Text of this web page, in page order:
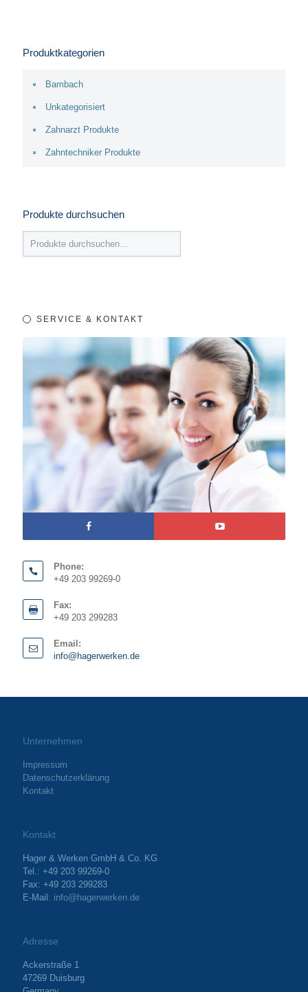
Produktkategorien
Bambach
Unkategorisiert
Zahnarzt Produkte
Zahntechniker Produkte
Produkte durchsuchen
SERVICE & KONTAKT
Phone:
+49 203 99269-0
Fax:
+49 203 299283
Email:
info@hagerwerken.de
Unternehmen
Impressum
Datenschutzerklärung
Kontakt
Kontakt
Hager & Werken GmbH & Co. KG
Tel.: +49 203 99269-0
Fax: +49 203 299283
E-Mail: info@hagerwerken.de
Adresse
Ackerstraße 1
47269 Duisburg